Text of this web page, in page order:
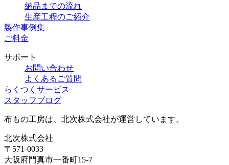
納品までの流れ
生産工程のご紹介
製作事例集
ご料金
サポート
お問い合わせ
よくあるご質問
らくつくサービス
スタッフブログ
布もの工房は、北次株式会社が運営しています。
北次株式会社
〒571-0033
大阪府門真市一番町15-7